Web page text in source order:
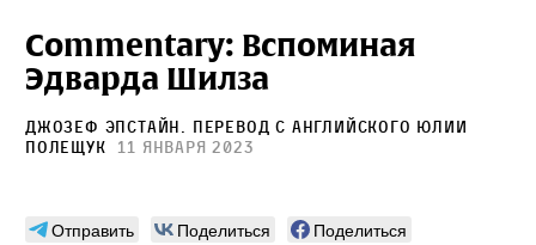
Commentary: Вспоминая
Эдварда Шилза
Джозеф Эпстайн . Перевод с английского Юлии
Полещук
11 января 2023
Отправить Поделиться
Поделиться